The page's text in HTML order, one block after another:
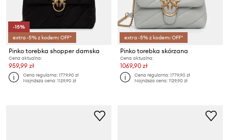
-15%
extra -5% z kodem: OFF*
Pinko torebka shopper damska
Cena aktualna:
959,99 zł
Cena regularna:1779,90 zł
Najniższa cena:1129,90 zł
extra -5% z kodem: OFF*
Pinko torebka skórzana
Cena aktualna:
1069,90 zł
Cena regularna:1779,90 zł
Najniższa cena:1129,90 zł